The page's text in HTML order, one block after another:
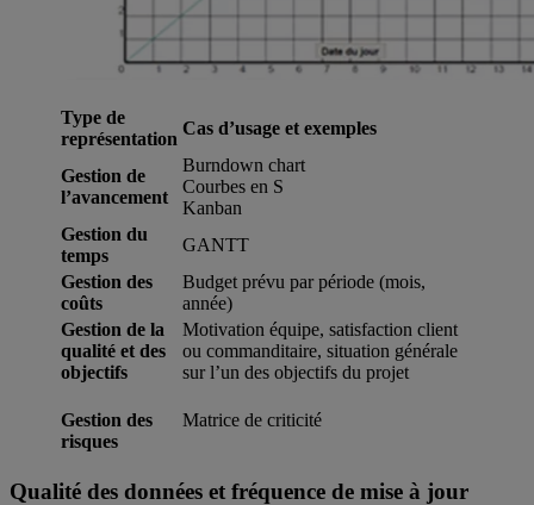
Type de
représentation
Cas d’usage et exemples
Gestion de
l’avancement
Burndown chart
Courbes en S
Kanban
Gestion du
temps
GANTT
Gestion des
coûts
Budget prévu par période (mois,
année)
Gestion de la
qualité et des
objectifs
Motivation équipe, satisfaction client
ou commanditaire, situation générale
sur l’un des objectifs du projet
Gestion des
risques
Matrice de criticité
Qualité des données et fréquence de mise à jour